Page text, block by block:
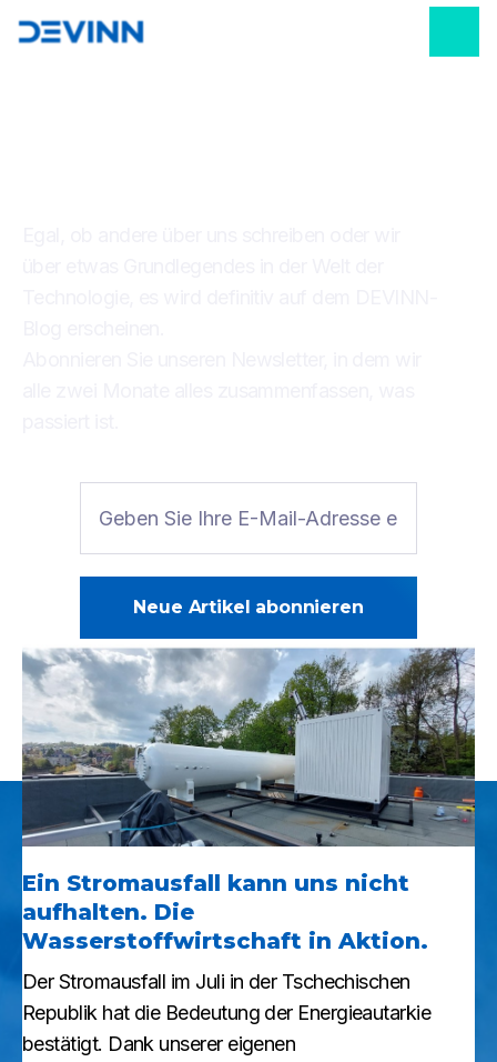
Ein Stromausfall kann uns nicht
aufhalten. Die
Wasserstoffwirtschaft in Aktion.
Der Stromausfall im Juli in der Tschechischen
Republik hat die Bedeutung der Energieautarkie
bestätigt. Dank unserer eigenen